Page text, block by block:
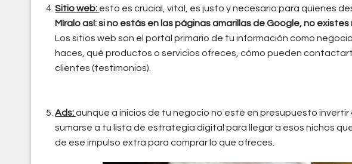
Sitio web: esto es crucial, vital, es justo y necesario para quienes
Míralo así: si no estás en las páginas amarillas de Google, no
Los sitios web son el portal primario de tu información como
haces, qué productos o servicios ofreces, cómo pueden
clientes (testimonios).
Ads:aunque a inicios de tu negocio no esté en presupuesto
sumarse a tu lista de estrategia digital para llegar a esos nichos
de ese impulso extra para comprar lo que ofreces.